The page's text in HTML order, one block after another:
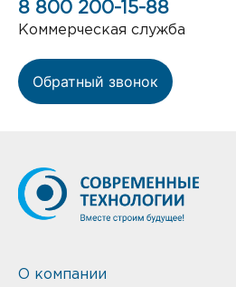
8 800 200-15-88
Коммерческая служба
Обратный звонок
О компании